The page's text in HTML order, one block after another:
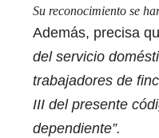
Su reconocimiento se
Además, precisa
del servicio
trabajadores de
III del presente
dependiente”.